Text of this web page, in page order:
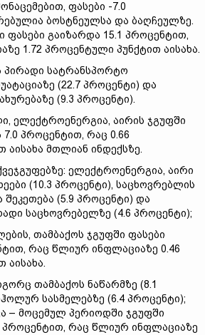
ფასები -7.0
ბოსტნეულსა და ბაღჩეულზე.
ფასები გაიზარდა 15.1 პროცენტით,
1.72 პროცენტული პუნქტით აისახა.
პირადი სატრანსპორტო
(22.7 პროცენტი) და
(9.3 პროცენტი).
ელექტროენერგია, აირის ჯგუფში
პროცენტით, რაც 0.66
აისახა მთლიან ინდექსზე.
ელექტროენერგია, აირი
(10.3 პროცენტი), საცხოვრებლის
(5.9 პროცენტი) და
საცხოვრებელზე (4.6 პროცენტი);
თამბაქოს ჯგუფში ფასები
რაც წლიურ ინფლაციაზე 0.46
აისახა.
თამბაქოს ნაწარმზე (8.1
სასმელებზე (6.4 პროცენტი);
– მოცემულ პერიოდში ჯგუფში
პროცენტით, რაც წლიურ ინფლაციაზე